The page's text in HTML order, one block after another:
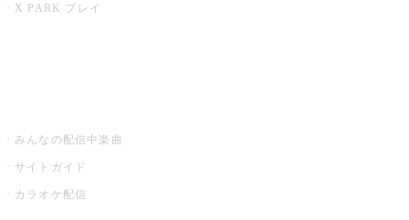
X PARK プレイ
みんなの配信中楽曲
サイトガイド
カラオケ配信